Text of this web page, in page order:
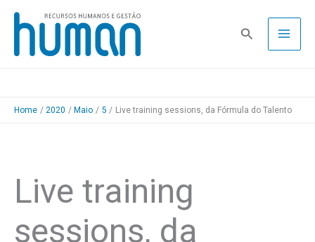
Skip
content
Pesquisa
Home 2020 Maio 5 Live training sessions, da Fórmula do Talento
Live training
sessions, da